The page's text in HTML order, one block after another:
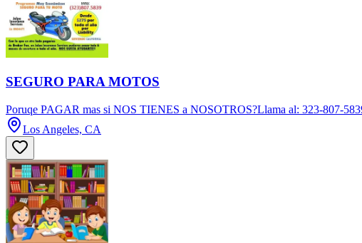
SEGURO PARA MOTOS
Poruqe PAGAR mas si NOS TIENES a NOSOTROS?Llama al: 323-807-
Los Angeles, CA